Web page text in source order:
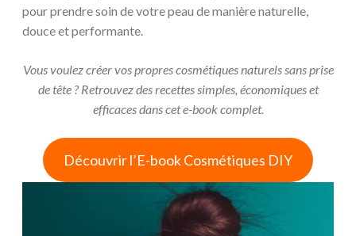
pour prendre soin de votre peau de manière naturelle,
douce et performante.
Vous voulez créer vos propres cosmétiques naturels sans prise
de tête ? Retrouvez des recettes simples, économiques et
efficaces dans cet e-book complet.
Découvrir l’E-book Cosmétiques DIY